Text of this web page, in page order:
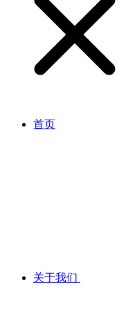
首页
关于我们